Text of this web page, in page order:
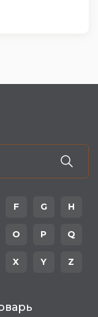
F G H
O P Q
X Y Z